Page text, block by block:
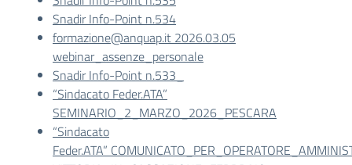
Snadir Info-Point n.534
formazione@anquap.it 2026.03.05
webinar_assenze_personale
Snadir Info-Point n.533_
“Sindacato Feder.ATA”
SEMINARIO_2_MARZO_2026_PESCARA
“Sindacato
Feder.ATA”